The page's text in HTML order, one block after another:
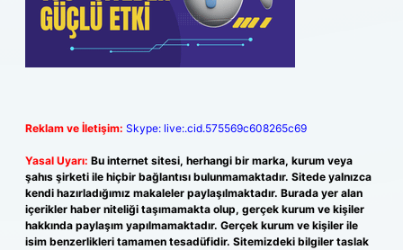
Reklam ve İletişim: Skype: live:.cid.575569c608265c69
Yasal Uyarı: Bu internet sitesi, herhangi bir marka, kurum veya
şahıs şirketi ile hiçbir bağlantısı bulunmamaktadır. Sitede yalnızca
kendi hazırladığımız makaleler paylaşılmaktadır. Burada yer alan
içerikler haber niteliği taşımamakta olup, gerçek kurum ve kişiler
hakkında paylaşım yapılmamaktadır. Gerçek kurum ve kişiler ile
isim benzerlikleri tamamen tesadüfidir. Sitemizdeki bilgiler taslak